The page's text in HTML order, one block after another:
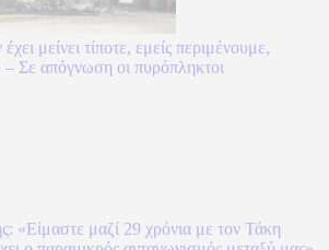
μείνει τίποτε, εμείς περιμένουμε,
– Σε απόγνωση οι πυρόπληκτοι
«Είμαστε μαζί 29 χρόνια με τον Τάκη